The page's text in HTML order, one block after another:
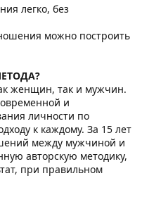
легко, без
можно построить
женщин, так и мужчин.
и
личности по
к каждому. За 15 лет
между мужчиной и
авторскую методику,
при правильном